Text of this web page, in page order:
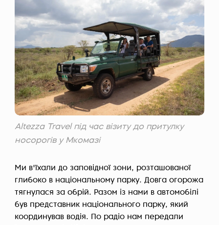
Altezza Travel під час візиту до притулку
носорогів у Мкомазі
Ми в'їхали до заповідної зони, розташованої
глибоко в національному парку. Довга огорожа
тягнулася за обрій. Разом із нами в автомобілі
був представник національного парку, який
координував водія. По радіо нам передали